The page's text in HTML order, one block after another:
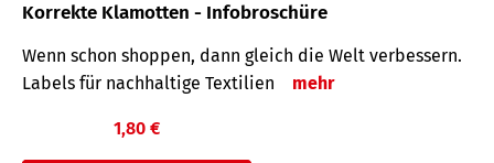
Korrekte Klamotten - Infobroschüre
Wenn schon shoppen, dann gleich die Welt verbessern.
Labels für nachhaltige Textilien
mehr
1,80 €